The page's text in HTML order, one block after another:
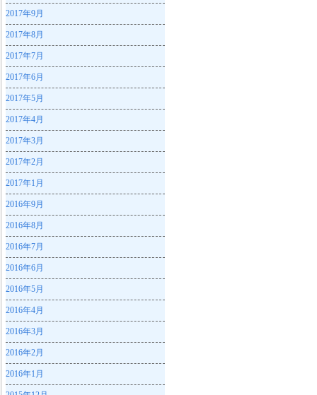
2017年9月
2017年8月
2017年7月
2017年6月
2017年5月
2017年4月
2017年3月
2017年2月
2017年1月
2016年9月
2016年8月
2016年7月
2016年6月
2016年5月
2016年4月
2016年3月
2016年2月
2016年1月